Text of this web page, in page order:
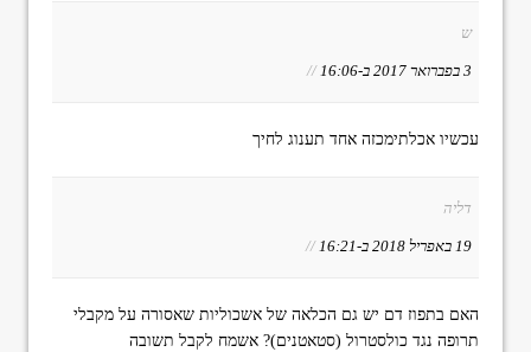
ש
3 בפברואר 2017 ב-16:06 //
עכשיו אכלתימכזה אחד תענוג לחיך
דליה
19 באפריל 2018 ב-16:21 //
האם בתפוז דם יש גם הכלאה של אשכוליות שאסורה על מקבלי
תרופה נגד כולסטרול (סטאטנים)? אשמח לקבל תשובה